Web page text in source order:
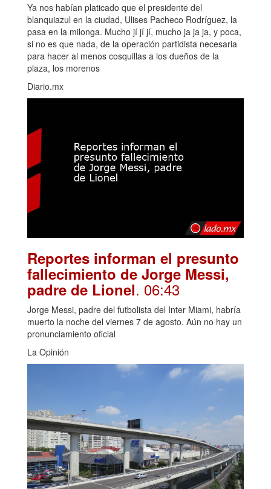
Ya nos habían platicado que el presidente del
blanquiazul en la ciudad, Ulises Pacheco Rodríguez, la
pasa en la milonga. Mucho jí jí jí, mucho ja ja ja, y poca,
si no es que nada, de la operación partidista necesaria
para hacer al menos cosquillas a los dueños de la
plaza, los morenos
Diario.mx
Reportes informan el presunto
fallecimiento de Jorge Messi,
padre de Lionel. 06:43
Jorge Messi, padre del futbolista del Inter Miami, habría
muerto la noche del viernes 7 de agosto. Aún no hay un
pronunciamiento oficial
La Opinión